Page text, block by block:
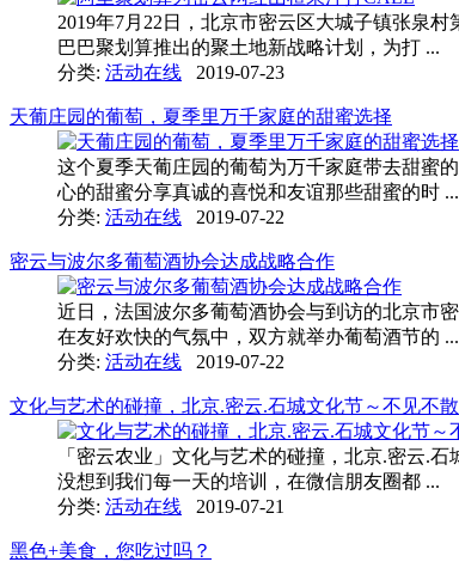
2019年7月22日，北京市密云区大城子镇张泉
巴巴聚划算推出的聚土地新战略计划，为打 ...
分类: 活动在线 2019-07-23
天葡庄园的葡萄，夏季里万千家庭的甜蜜选择
这个夏季天葡庄园的葡萄为万千家庭带去甜蜜
心的甜蜜分享真诚的喜悦和友谊那些甜蜜的时 ...
分类: 活动在线 2019-07-22
密云与波尔多葡萄酒协会达成战略合作
近日，法国波尔多葡萄酒协会与到访的北京市
在友好欢快的气氛中，双方就举办葡萄酒节的 ...
分类: 活动在线 2019-07-22
文化与艺术的碰撞，北京.密云.石城文化节～不见不散
「密云农业」文化与艺术的碰撞，北京.密云.
没想到我们每一天的培训，在微信朋友圈都 ...
分类: 活动在线 2019-07-21
黑色+美食，您吃过吗？